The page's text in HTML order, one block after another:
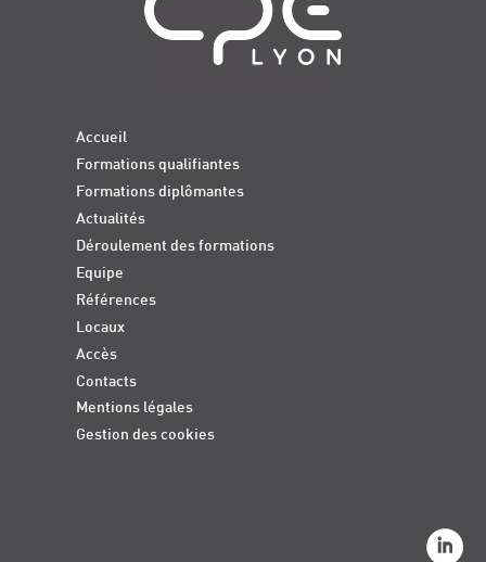
Accueil
Formations qualifiantes
Formations diplômantes
Actualités
Déroulement des formations
Equipe
Références
Locaux
Accès
Contacts
Mentions légales
Gestion des cookies